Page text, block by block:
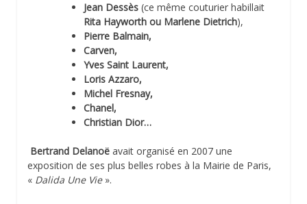
Jean Dessès (ce même couturier habillait
Rita Hayworth ou Marlene Dietrich),
Pierre Balmain,
Carven,
Yves Saint Laurent,
Loris Azzaro,
Michel Fresnay,
Chanel,
Christian Dior…
Bertrand Delanoë avait organisé en 2007 une
exposition de ses plus belles robes à la Mairie de Paris,
« Dalida Une Vie».